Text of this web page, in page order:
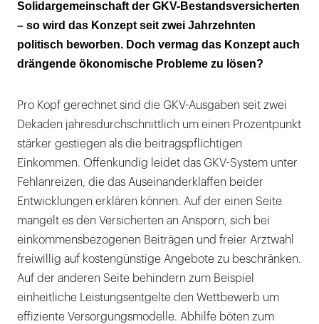
Solidargemeinschaft der GKV-Bestandsversicherten
– so wird das Konzept seit zwei Jahrzehnten
politisch beworben. Doch vermag das Konzept auch
drängende ökonomische Probleme zu lösen?
Pro Kopf gerechnet sind die GKV-Ausgaben seit zwei
Dekaden jahresdurchschnittlich um einen Prozentpunkt
stärker gestiegen als die beitragspflichtigen
Einkommen. Offenkundig leidet das GKV-System unter
Fehlanreizen, die das Auseinanderklaffen beider
Entwicklungen erklären können. Auf der einen Seite
mangelt es den Versicherten an Ansporn, sich bei
einkommensbezogenen Beiträgen und freier Arztwahl
freiwillig auf kostengünstige Angebote zu beschränken.
Auf der anderen Seite behindern zum Beispiel
einheitliche Leistungsentgelte den Wettbewerb um
effiziente Versorgungsmodelle. Abhilfe böten zum